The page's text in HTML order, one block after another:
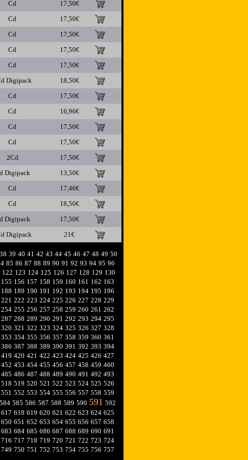
Cd
17,50€
Cd
17,50€
Cd
17,50€
Cd
17,50€
Cd
17,50€
Digipack
18,50€
Cd
17,50€
Cd
16,96€
Cd
17,50€
Cd
17,50€
2Cd
17,50€
Digipack
13,50€
Cd
17,46€
Cd
18,50€
Digipack
17,50€
Digipack 21€
38 39 40 41 42 43 44 45 46 47 48 49 50
85 86 87 88 89 90 91 92 93 94 95 96
122 123 124 125 126 127 128 129 130
155 156 157 158 159 160 161 162 163
188 189 190 191 192 193 194 195 196
221 222 223 224 225 226 227 228 229
254 255 256 257 258 259 260 261 262
287 288 289 290 291 292 293 294 295
320 321 322 323 324 325 326 327 328
353 354 355 356 357 358 359 360 361
386 387 388 389 390 391 392 393 394
419 420 421 422 423 424 425 426 427
452 453 454 455 456 457 458 459 460
485 486 487 488 489 490 491 492 493
518 519 520 521 522 523 524 525 526
551 552 553 554 555 556 557 558 559
584 585 586 587 588 589 590 591 592
617 618 619 620 621 622 623 624 625
650 651 652 653 654 655 656 657 658
683 684 685 686 687 688 689 690 691
716 717 718 719 720 721 722 723 724
749 750 751 752 753 754 755 756 757